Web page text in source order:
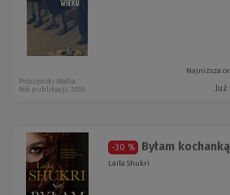
Najniższa
Prószyński Media
Rok publikacji: 2019
-30 % Byłam
Laila Shukri